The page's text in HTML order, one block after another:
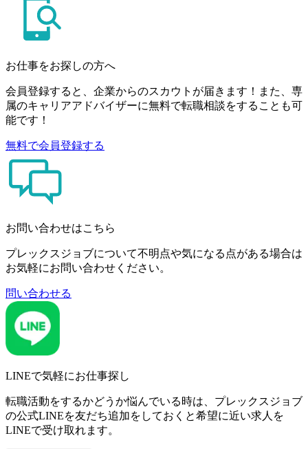
お仕事をお探しの方へ
会員登録すると、企業からのスカウトが届きます！また、専
属のキャリアアドバイザーに無料で転職相談をすることも可
能です！
無料で会員登録する
お問い合わせはこちら
プレックスジョブについて不明点や気になる点がある場合は
お気軽にお問い合わせください。
問い合わせる
LINEで気軽にお仕事探し
転職活動をするかどうか悩んでいる時は、プレックスジョブ
の公式LINEを友だち追加をしておくと希望に近い求人を
LINEで受け取れます。